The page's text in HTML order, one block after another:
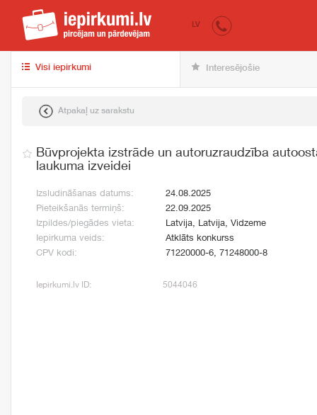
iepirkumi.lv
LV
Visi iepirkumi Interesējošie
Atpakaļ uz sarakstu
Būvprojekta izstrāde un autoruzraudzība
laukuma izveidei
Izsludināšanas datums:
24.08.2025
Pieteikšanās termiņš:
22.09.2025
Izpildes/piegādes vieta:
Latvija, Latvija, Vidzeme
Iepirkuma veids:
Atklāts konkurss
CPV kodi:
71220000-6, 71248000-8
Iepirkumi.lv ID: 5044046